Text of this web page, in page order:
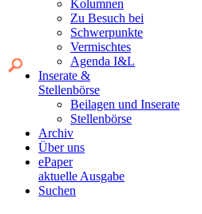
Kolumnen
Zu Besuch bei
Schwerpunkte
Vermischtes
Agenda I&L
Inserate &
Stellenbörse
Beilagen und Inserate
Stellenbörse
Archiv
Über uns
ePaper
aktuelle Ausgabe
Suchen